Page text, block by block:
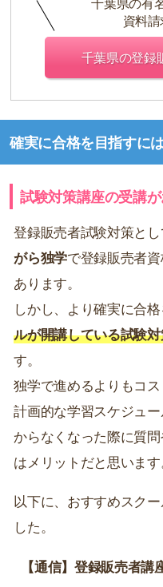
資料
千葉県の登録
確実に合格を目指すに
試験対策講座の受講
登録販売者試験対策とし
がら独学で登録販売者
あります。
しかし、より確実に合
ルが開講している試験
す。
独学で進めるよりもコス
計画的な学習スケジュ
からなくなった際に質
はメリットだと思います
以下に、おすすめスク
した。
【通信】登録販売者